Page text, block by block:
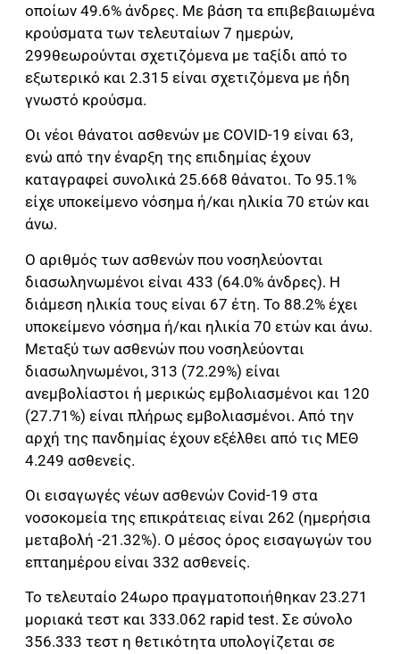
οποίων 49.6% άνδρες. Με βάση τα επιβεβαιωμένα
κρούσματα των τελευταίων 7 ημερών,
299θεωρούνται σχετιζόμενα με ταξίδι από το
εξωτερικό και 2.315 είναι σχετιζόμενα με ήδη
γνωστό κρούσμα.
Οι νέοι θάνατοι ασθενών με COVID-19 είναι 63,
ενώ από την έναρξη της επιδημίας έχουν
καταγραφεί συνολικά 25.668 θάνατοι. Το 95.1%
είχε υποκείμενο νόσημα ή/και ηλικία 70 ετών και
άνω.
Ο αριθμός των ασθενών που νοσηλεύονται
διασωληνωμένοι είναι 433 (64.0% άνδρες). Η
διάμεση ηλικία τους είναι 67 έτη. To 88.2% έχει
υποκείμενο νόσημα ή/και ηλικία 70 ετών και άνω.
Μεταξύ των ασθενών που νοσηλεύονται
διασωληνωμένοι, 313 (72.29%) είναι
ανεμβολίαστοι ή μερικώς εμβολιασμένοι και 120
(27.71%) είναι πλήρως εμβολιασμένοι. Από την
αρχή της πανδημίας έχουν εξέλθει από τις ΜΕΘ
4.249 ασθενείς.
Οι εισαγωγές νέων ασθενών Covid-19 στα
νοσοκομεία της επικράτειας είναι 262 (ημερήσια
μεταβολή -21.32%). Ο μέσος όρος εισαγωγών του
επταημέρου είναι 332 ασθενείς.
Το τελευταίο 24ωρο πραγματοποιήθηκαν 23.271
μοριακά τεστ και 333.062 rapid test. Σε σύνολο
356.333 τεστ η θετικότητα υπολογίζεται σε